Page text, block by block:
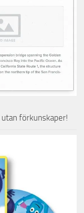
förkunskaper!